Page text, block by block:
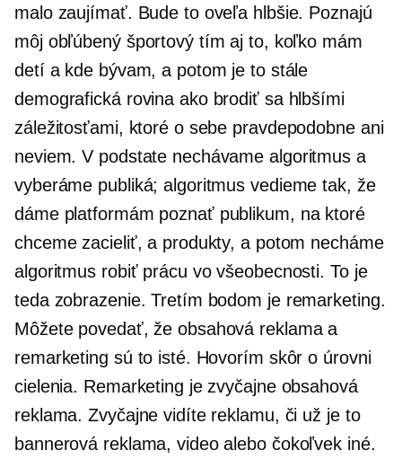
malo zaujímať. Bude to oveľa hlbšie. Poznajú
môj obľúbený športový tím aj to, koľko mám
detí a kde bývam, a potom je to stále
demografická rovina ako brodiť sa hlbšími
záležitosťami, ktoré o sebe pravdepodobne ani
neviem. V podstate nechávame algoritmus a
vyberáme publiká; algoritmus vedieme tak, že
dáme platformám poznať publikum, na ktoré
chceme zacieliť, a produkty, a potom necháme
algoritmus robiť prácu vo všeobecnosti. To je
teda zobrazenie. Tretím bodom je remarketing.
Môžete povedať, že obsahová reklama a
remarketing sú to isté. Hovorím skôr o úrovni
cielenia. Remarketing je zvyčajne obsahová
reklama. Zvyčajne vidíte reklamu, či už je to
bannerová reklama, video alebo čokoľvek iné.